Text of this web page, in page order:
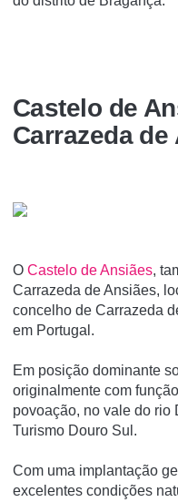
Castelo de
Carrazeda de
O Castelo de Ansiães,
Carrazeda de Ansiães,
concelho de Carrazeda
em Portugal.
Em posição dominante
originalmente com
povoação, no vale do rio
Turismo Douro Sul.
Com uma implantação
excelentes condições